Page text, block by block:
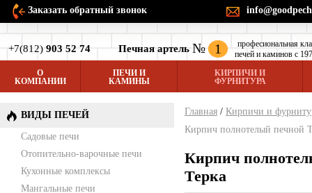
Заказать обратный звонок
+7(812) 903 52 74 Печная артель № 1
професиональная
печей и каминов с
О
КОМПАНИИ
ПЕЧИ И
КАМИНЫ
КИРПИЧИ И
ФУРНИТУРА
Главная / Кирпичи и
Кирпич полнотелый печной
Кирпич
Терка
ВИДЫ ПЕЧЕЙ
Садовые печи
Отопительно-варочные печи
Кухонные комплексы
Мангальные печи